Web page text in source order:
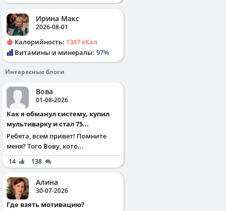
Ирина Макс
2026-08-01
Калорийность: 1387 кКал
Витамины и минералы: 97%
Интересные блоги
Вова
01-08-2026
Как я обманул систему, купил
мультиварку и стал 75...
Ребята, всем привет! Помните
меня? Того Вову, кото...
14 138
Алина
30-07-2026
Где взять мотивацию?